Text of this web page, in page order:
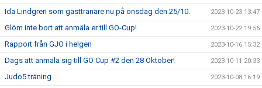
Ida Lindgren som gästtränare nu på onsdag den 25/10. 2023-10-23 13:47
Glöm inte bort att anmäla er till GO-Cup! 2023-10-22 19:56
Rapport från GJO i helgen 2023-10-16 15:32
Dags att anmäla sig till GO Cup #2 den 28 Oktober! 2023-10-11 20:33
Judo5 träning 2023-10-08 16:19